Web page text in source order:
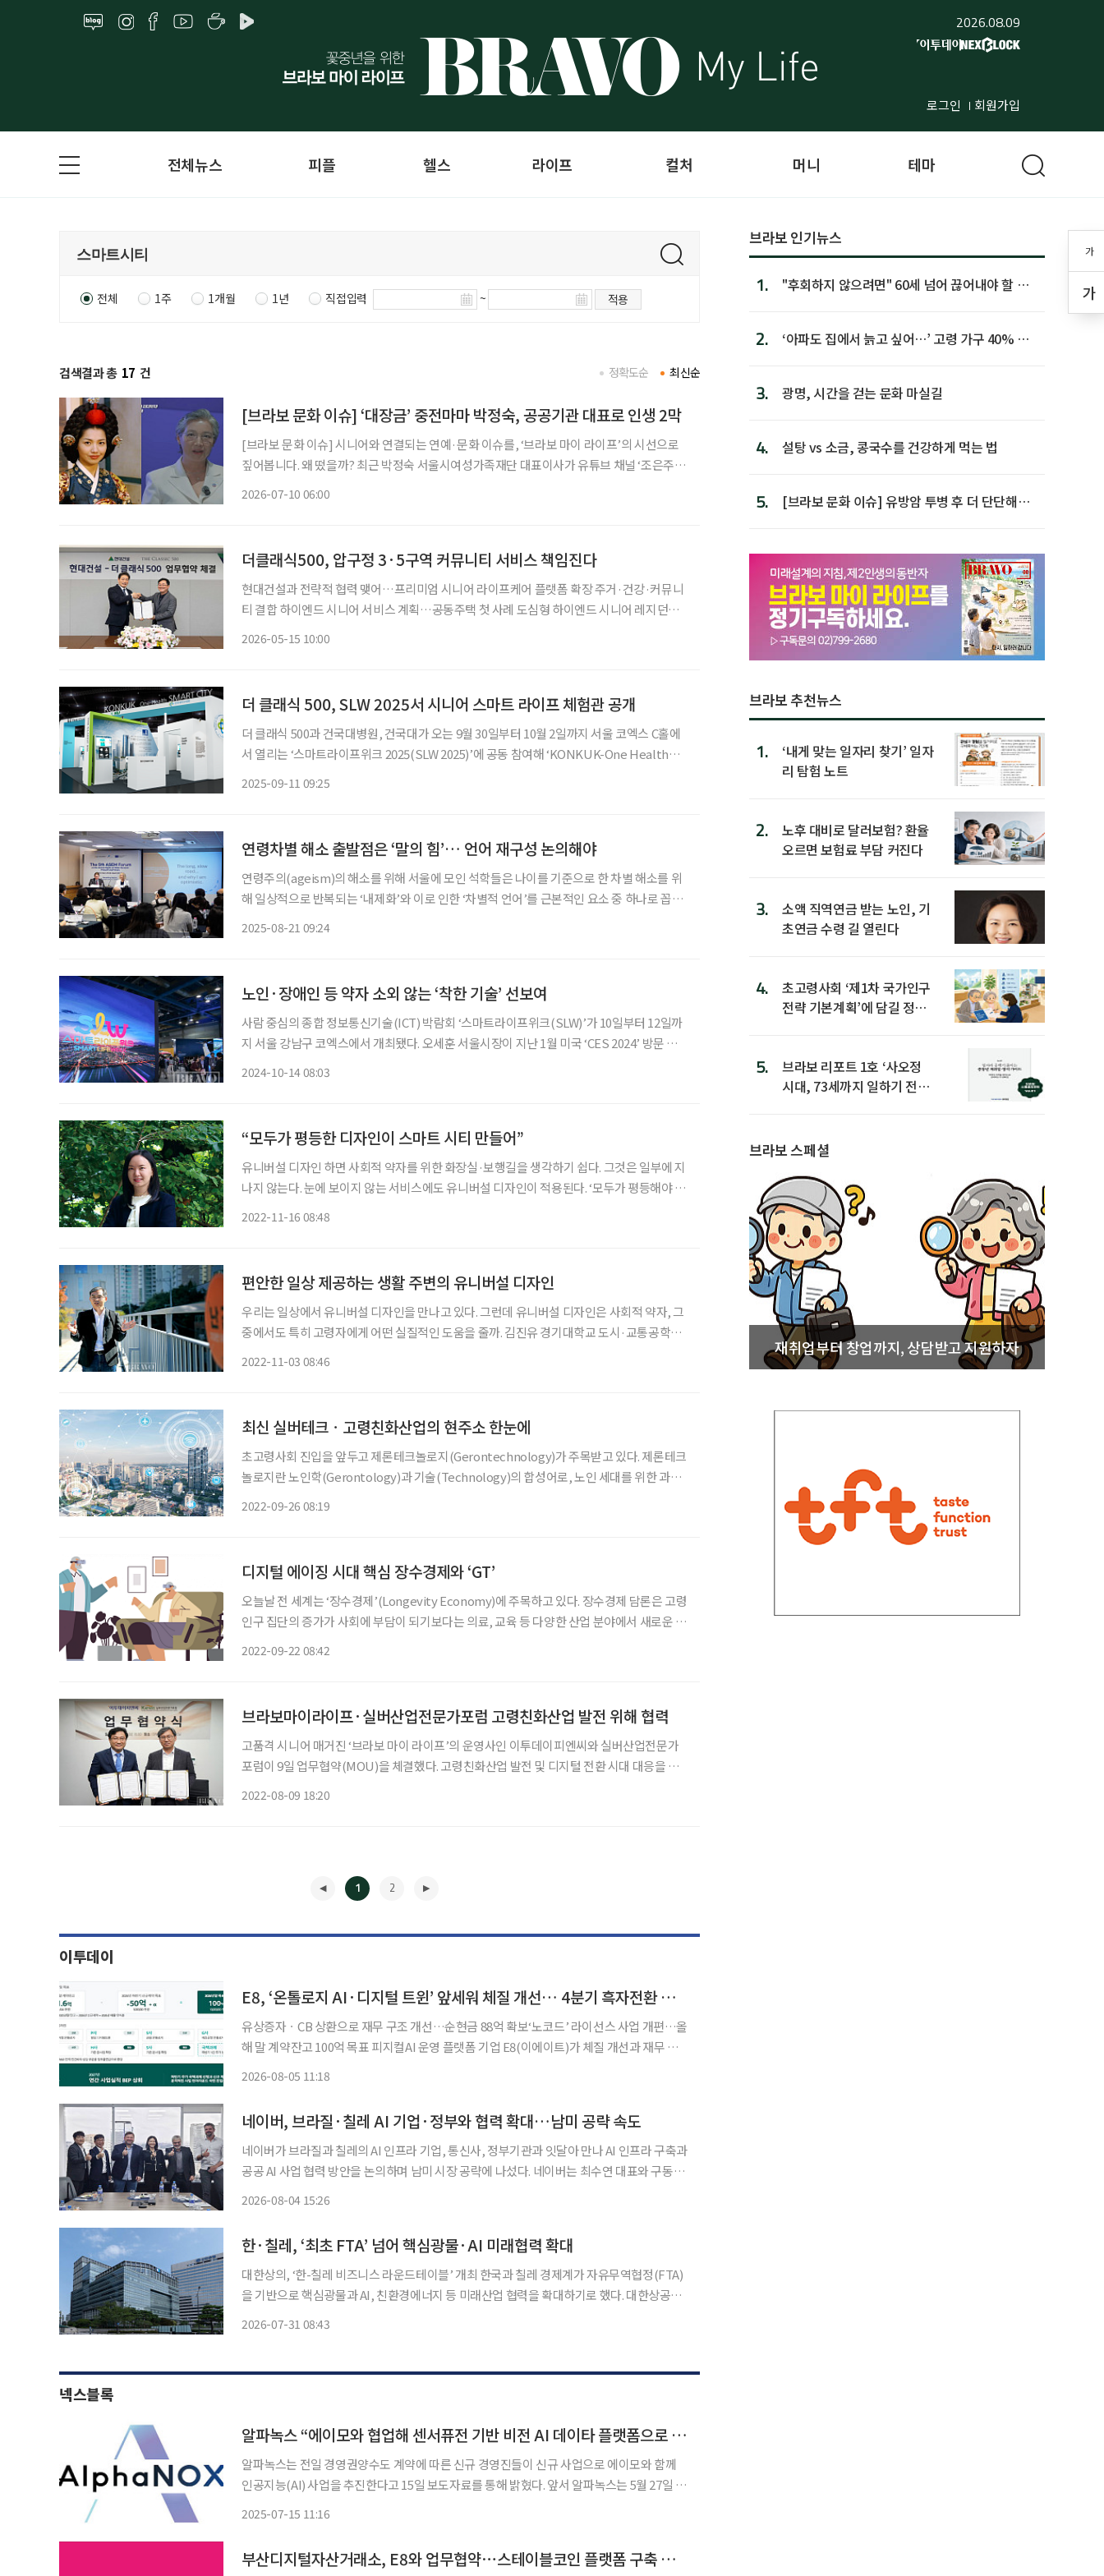
2026.08.09
로그인 회원가입
가
가
전체뉴스 피플 헬스 라이프 컬처 머니 테마
전체 1주 1개월 1년 직접입력 ~ 적용
검색결과 총 17 건 최신순
정확도순
[브라보 문화 이슈] ‘대장금’ 중전마마 박정숙, 공공기관 대표로 인생 2막
[브라보 문화 이슈] 시니어와 연결되는 연예·문화 이슈를, ‘브라보 마이 라이프’의 시선으로
짚어봅니다. 왜 떴을까? 최근 박정숙 서울시여성가족재단 대표이사가 유튜브 채널 ‘조은주의
2026-07-10 06:00
더클래식500, 압구정 3·5구역 커뮤니티 서비스 책임진다
현대건설과 전략적 협력 맺어…프리미엄 시니어 라이프케어 플랫폼 확장 주거·건강·커뮤니
티 결합 하이엔드 시니어 서비스 계획…공동주택 첫 사례 도심형 하이엔드 시니어 레지던스
2026-05-15 10:00
더 클래식 500, SLW 2025서 시니어 스마트 라이프 체험관 공개
더 클래식 500과 건국대병원, 건국대가 오는 9월 30일부터 10월 2일까지 서울 코엑스 C홀에
서 열리는 ‘스마트라이프위크 2025(SLW 2025)’에 공동 참여해 ‘KONKUK-One Health
2025-09-11 09:25
연령차별 해소 출발점은 ‘말의 힘’… 언어 재구성 논의해야
연령주의(ageism)의 해소를 위해 서울에 모인 석학들은 나이를 기준으로 한 차별 해소를 위
해 일상적으로 반복되는 ‘내제화’와 이로 인한 ‘차별적 언어’를 근본적인 요소 중 하나로 꼽았
2025-08-21 09:24
노인·장애인 등 약자 소외 않는 ‘착한 기술’ 선보여
사람 중심의 종합 정보통신기술(ICT) 박람회 ‘스마트라이프위크(SLW)’가 10일부터 12일까
지 서울 강남구 코엑스에서 개최됐다. 오세훈 서울시장이 지난 1월 미국 ‘CES 2024’ 방문 당
2024-10-14 08:03
“모두가 평등한 디자인이 스마트 시티 만들어”
유니버설 디자인 하면 사회적 약자를 위한 화장실·보행길을 생각하기 쉽다. 그것은 일부에 지
나지 않는다. 눈에 보이지 않는 서비스에도 유니버설 디자인이 적용된다. ‘모두가 평등해야 한
2022-11-16 08:48
편안한 일상 제공하는 생활 주변의 유니버설 디자인
우리는 일상에서 유니버설 디자인을 만나고 있다. 그런데 유니버설 디자인은 사회적 약자, 그
중에서도 특히 고령자에게 어떤 실질적인 도움을 줄까. 김진유 경기대학교 도시·교통공학과
2022-11-03 08:46
최신 실버테크ㆍ고령친화산업의 현주소 한눈에
초고령사회 진입을 앞두고 제론테크놀로지(Gerontechnology)가 주목받고 있다. 제론테크
놀로지란 노인학(Gerontology)과 기술(Technology)의 합성어로, 노인 세대를 위한 과학
2022-09-26 08:19
디지털 에이징 시대 핵심 장수경제와 ‘GT’
오늘날 전 세계는 ‘장수경제’(Longevity Economy)에 주목하고 있다. 장수경제 담론은 고령
인구 집단의 증가가 사회에 부담이 되기보다는 의료, 교육 등 다양한 산업 분야에서 새로운 비
2022-09-22 08:42
브라보마이라이프·실버산업전문가포럼 고령친화산업 발전 위해 협력
고품격 시니어 매거진 ‘브라보 마이 라이프’의 운영사인 이투데이피엔씨와 실버산업전문가
포럼이 9일 업무협약(MOU)을 체결했다. 고령친화산업 발전 및 디지털 전환 시대 대응을 위
2022-08-09 18:20
1 2
이투데이
E8, ‘온톨로지 AI·디지털 트윈’ 앞세워 체질 개선… 4분기 흑자전환 총력
유상증자ㆍCB 상환으로 재무 구조 개선…순현금 88억 확보‘노코드’ 라이선스 사업 개편…올
해 말 계약잔고 100억 목표 피지컬AI 운영 플랫폼 기업 E8(이에이트)가 체질 개선과 재무 리
2026-08-05 11:18
네이버, 브라질·칠레 AI 기업·정부와 협력 확대…남미 공략 속도
네이버가 브라질과 칠레의 AI 인프라 기업, 통신사, 정부기관과 잇달아 만나 AI 인프라 구축과
공공 AI 사업 협력 방안을 논의하며 남미 시장 공략에 나섰다. 네이버는 최수연 대표와 구동현
2026-08-04 15:26
한·칠레, ‘최초 FTA’ 넘어 핵심광물·AI 미래협력 확대
대한상의, ‘한-칠레 비즈니스 라운드테이블’ 개최 한국과 칠레 경제계가 자유무역협정(FTA)
을 기반으로 핵심광물과 AI, 친환경에너지 등 미래산업 협력을 확대하기로 했다. 대한상공회
2026-07-31 08:43
넥스블록
알파녹스 “에이모와 협업해 센서퓨전 기반 비전 AI 데이타 플랫폼으로 430조 시장 노린다”
알파녹스는 전일 경영권양수도 계약에 따른 신규 경영진들이 신규 사업으로 에이모와 함께
인공지능(AI) 사업을 추진한다고 15일 보도자료를 통해 밝혔다. 앞서 알파녹스는 5월 27일 임
2025-07-15 11:16
부산디지털자산거래소, E8와 업무협약⋯스테이블코인 플랫폼 구축 나선다
브라보 인기뉴스
1.
"후회하지 않으려면" 60세 넘어 끊어내야 할 사
2.
‘아파도 집에서 늙고 싶어…’ 고령 가구 40% 노
3. 광명, 시간을 걷는 문화 마실길
4. 설탕 vs 소금, 콩국수를 건강하게 먹는 법
5.
[브라보 문화 이슈] 유방암 투병 후 더 단단해진
브라보 추천뉴스
1.
‘내게 맞는 일자리 찾기’ 일자
리 탐험 노트
2.
노후 대비로 달러보험? 환율
오르면 보험료 부담 커진다
3.
소액 직역연금 받는 노인, 기
초연금 수령 길 열린다
4.
초고령사회 ‘제1차 국가인구
전략 기본계획’에 담길 정책
5.
브라보 리포트 1호 ‘사오정
시대, 73세까지 일하기 전략’
브라보 스페셜
재취업부터 창업까지, 상담받고 지원하자